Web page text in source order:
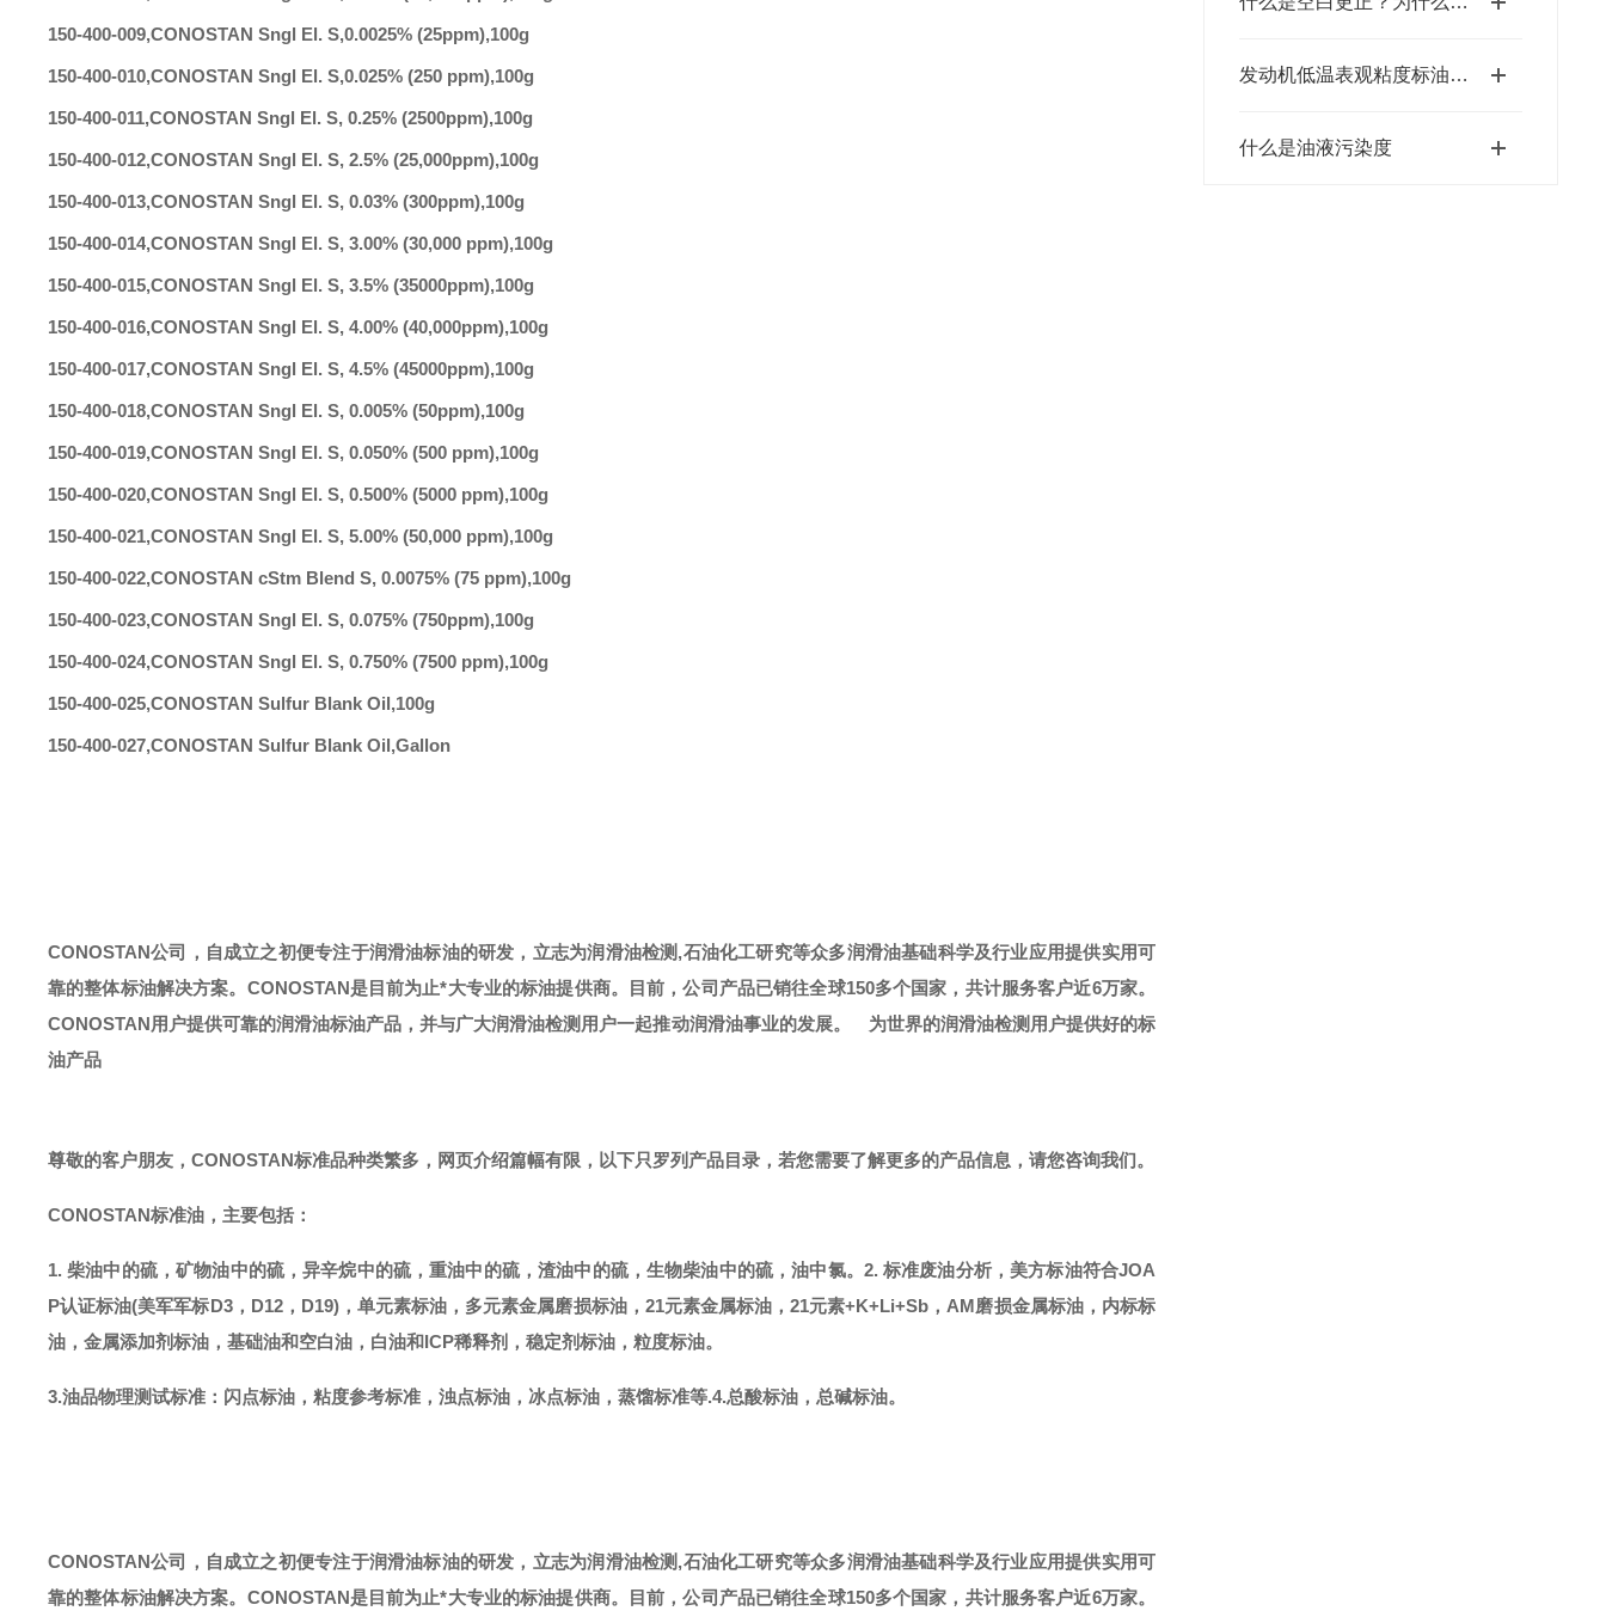
发动机低温表观粘度标油相关标准及美国凯能Cannon相关CCS标油
什么是油液污染度
150-400-009,CONOSTAN Sngl El. S,0.0025% (25ppm),100g
150-400-010,CONOSTAN Sngl El. S,0.025% (250 ppm),100g
150-400-011,CONOSTAN Sngl El. S, 0.25% (2500ppm),100g
150-400-012,CONOSTAN Sngl El. S, 2.5% (25,000ppm),100g
150-400-013,CONOSTAN Sngl El. S, 0.03% (300ppm),100g
150-400-014,CONOSTAN Sngl El. S, 3.00% (30,000 ppm),100g
150-400-015,CONOSTAN Sngl El. S, 3.5% (35000ppm),100g
150-400-016,CONOSTAN Sngl El. S, 4.00% (40,000ppm),100g
150-400-017,CONOSTAN Sngl El. S, 4.5% (45000ppm),100g
150-400-018,CONOSTAN Sngl El. S, 0.005% (50ppm),100g
150-400-019,CONOSTAN Sngl El. S, 0.050% (500 ppm),100g
150-400-020,CONOSTAN Sngl El. S, 0.500% (5000 ppm),100g
150-400-021,CONOSTAN Sngl El. S, 5.00% (50,000 ppm),100g
150-400-022,CONOSTAN cStm Blend S, 0.0075% (75 ppm),100g
150-400-023,CONOSTAN Sngl El. S, 0.075% (750ppm),100g
150-400-024,CONOSTAN Sngl El. S, 0.750% (7500 ppm),100g
150-400-025,CONOSTAN Sulfur Blank Oil,100g
150-400-027,CONOSTAN Sulfur Blank Oil,Gallon
CONOSTAN公司，自成立之初便专注于润滑油标油的研发，立志为润滑油检测,石油化工研究等众多润滑油基础科学及行业应用提供实用可
靠的整体标油解决方案。CONOSTAN是目前为止*大专业的标油提供商。
目前，公司产品已销往全球150多个国家，共计服务客户近6万家。
CONOSTAN用户提供可靠的润滑油标油产品，并与广大润滑油检测用户一起推动润滑油事业的发展。
为世界的润滑油检测用户提供好的标
油产品
尊敬的客户朋友， CONOSTAN标准品种类繁多，网页介绍篇幅有限，以下只罗列产品目录，若您需要了解更多的产品信息，请您咨询我们。
CONOSTAN标准油，主要包括：
1. 柴油中的硫，矿物油中的硫，异辛烷中的硫，重油中的硫，渣油中的硫，生物柴油中的硫，油中氯。 2. 标准废油分析，美方标油符合JOA
P认证标油(美军军标D3，D12，D19)，单元素标油，多元素金属磨损标油，21元素金属标油，21元素+K+Li+Sb，AM磨损金属标油，内标标
油，金属添加剂标油，基础油和空白油，白油和ICP稀释剂，稳定剂标油，粒度标油。
3.油品物理测试标准：闪点标油，粘度参考标准，浊点标油，冰点标油，蒸馏标准等.4.总酸标油，总碱标油。
CONOSTAN公司，自成立之初便专注于润滑油标油的研发，立志为润滑油检测,石油化工研究等众多润滑油基础科学及行业应用提供实用可
靠的整体标油解决方案。CONOSTAN是目前为止*大专业的标油提供商。
目前，公司产品已销往全球150多个国家，共计服务客户近6万家。